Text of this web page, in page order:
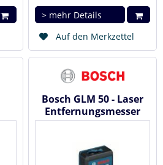
> mehr Details
Auf den Merkzettel
Bosch GLM 50 - Laser
Entfernungsmesser